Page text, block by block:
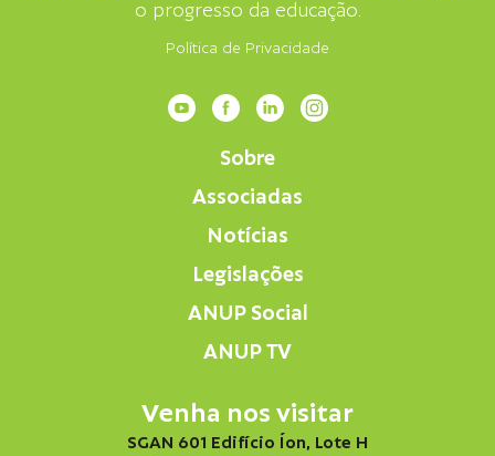
o progresso da educação.
Política de Privacidade
Sobre
Associadas
Notícias
Legislações
ANUP Social
ANUP TV
Venha nos visitar
SGAN 601 Edifício Íon, Lote H